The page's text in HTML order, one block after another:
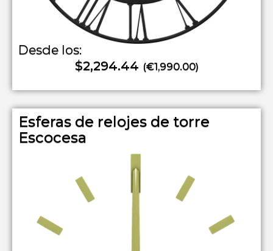
Desde los:
$2,294.44 (€1,990.00)
Esferas de relojes de torre
Escocesa